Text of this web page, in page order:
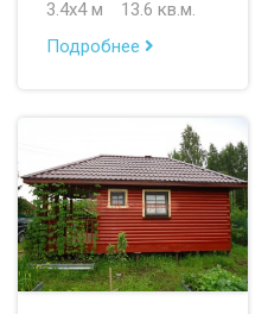
3.4х4 м
13.6 кв.м.
Подробнее